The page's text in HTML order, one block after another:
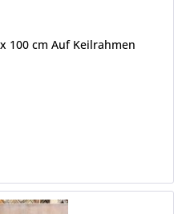
100 cm Auf Keilrahmen